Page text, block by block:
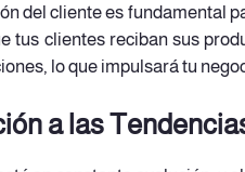
del cliente es fundamental
tus clientes reciban sus
lo que impulsará tu
a las